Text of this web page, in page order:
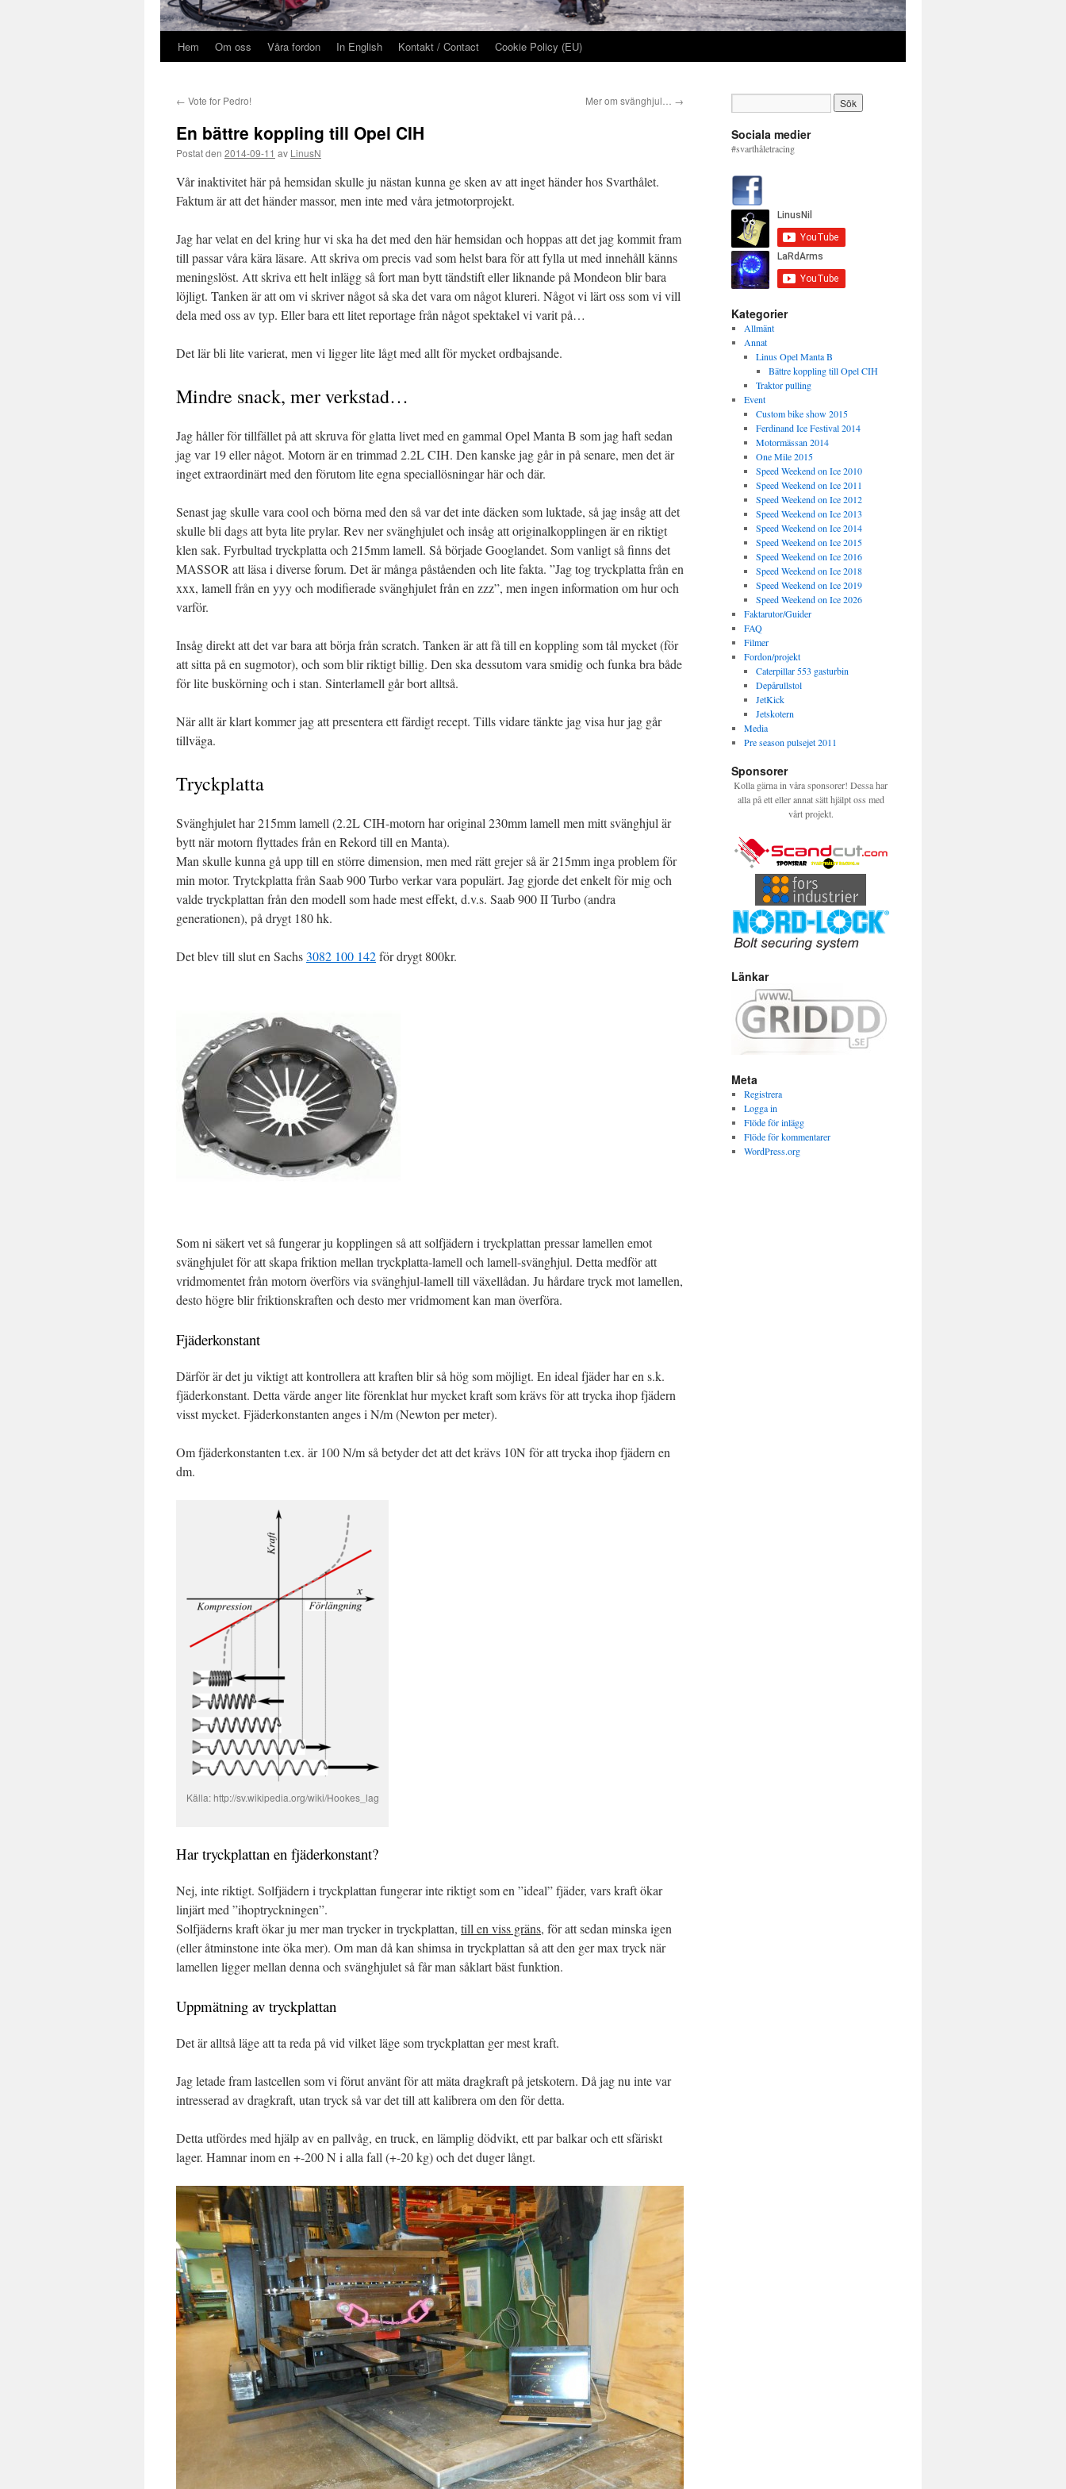
Hem Om oss Våra fordon In English Kontakt / Contact Cookie Policy (EU)
← Vote for Pedro! Mer om svänghjul… →
En bättre koppling till Opel CIH
Postat den 2014-09-11 av LinusN
Vår inaktivitet här på hemsidan skulle ju nästan kunna ge sken av att inget händer hos Svarthålet.
Faktum är att det händer massor, men inte med våra jetmotorprojekt.
Jag har velat en del kring hur vi ska ha det med den här hemsidan och hoppas att det jag kommit fram
till passar våra kära läsare. Att skriva om precis vad som helst bara för att fylla ut med innehåll känns
meningslöst. Att skriva ett helt inlägg så fort man bytt tändstift eller liknande på Mondeon blir bara
löjligt. Tanken är att om vi skriver något så ska det vara om något klureri. Något vi lärt oss som vi vill
dela med oss av typ. Eller bara ett litet reportage från något spektakel vi varit på…
Det lär bli lite varierat, men vi ligger lite lågt med allt för mycket ordbajsande.
Mindre snack, mer verkstad…
Jag håller för tillfället på att skruva för glatta livet med en gammal Opel Manta B som jag haft sedan
jag var 19 eller något. Motorn är en trimmad 2.2L CIH. Den kanske jag går in på senare, men det är
inget extraordinärt med den förutom lite egna speciallösningar här och där.
Senast jag skulle vara cool och börna med den så var det inte däcken som luktade, så jag insåg att det
skulle bli dags att byta lite prylar. Rev ner svänghjulet och insåg att originalkopplingen är en riktigt
klen sak. Fyrbultad tryckplatta och 215mm lamell. Så började Googlandet. Som vanligt så finns det
MASSOR att läsa i diverse forum. Det är många påståenden och lite fakta. ”Jag tog tryckplatta från en
xxx, lamell från en yyy och modifierade svänghjulet från en zzz”, men ingen information om hur och
varför.
Insåg direkt att det var bara att börja från scratch. Tanken är att få till en koppling som tål mycket (för
att sitta på en sugmotor), och som blir riktigt billig. Den ska dessutom vara smidig och funka bra både
för lite buskörning och i stan. Sinterlamell går bort alltså.
När allt är klart kommer jag att presentera ett färdigt recept. Tills vidare tänkte jag visa hur jag går
tillväga.
Tryckplatta
Svänghjulet har 215mm lamell (2.2L CIH-motorn har original 230mm lamell men mitt svänghjul är
bytt när motorn flyttades från en Rekord till en Manta).
Man skulle kunna gå upp till en större dimension, men med rätt grejer så är 215mm inga problem för
min motor. Trytckplatta från Saab 900 Turbo verkar vara populärt. Jag gjorde det enkelt för mig och
valde tryckplattan från den modell som hade mest effekt, d.v.s. Saab 900 II Turbo (andra
generationen), på drygt 180 hk.
Det blev till slut en Sachs3082 100 142för drygt 800kr.
Som ni säkert vet så fungerar ju kopplingen så att solfjädern i tryckplattan pressar lamellen emot
svänghjulet för att skapa friktion mellan tryckplatta-lamell och lamell-svänghjul. Detta medför att
vridmomentet från motorn överförs via svänghjul-lamell till växellådan. Ju hårdare tryck mot lamellen,
desto högre blir friktionskraften och desto mer vridmoment kan man överföra.
Fjäderkonstant
Därför är det ju viktigt att kontrollera att kraften blir så hög som möjligt. En ideal fjäder har en s.k.
fjäderkonstant. Detta värde anger lite förenklat hur mycket kraft som krävs för att trycka ihop fjädern
visst mycket. Fjäderkonstanten anges i N/m (Newton per meter).
Om fjäderkonstanten t.ex. är 100 N/m så betyder det att det krävs 10N för att trycka ihop fjädern en
dm.
Källa: http://sv.wikipedia.org/wiki/Hookes_lag
Har tryckplattan en fjäderkonstant?
Nej, inte riktigt. Solfjädern i tryckplattan fungerar inte riktigt som en ”ideal” fjäder, vars kraft ökar
linjärt med ”ihoptryckningen”.
Solfjäderns kraft ökar ju mer man trycker in tryckplattan, till en viss gräns, för att sedan minska igen
(eller åtminstone inte öka mer). Om man då kan shimsa in tryckplattan så att den ger max tryck när
lamellen ligger mellan denna och svänghjulet så får man såklart bäst funktion.
Uppmätning av tryckplattan
Det är alltså läge att ta reda på vid vilket läge som tryckplattan ger mest kraft.
Jag letade fram lastcellen som vi förut använt för att mäta dragkraft på jetskotern. Då jag nu inte var
intresserad av dragkraft, utan tryck så var det till att kalibrera om den för detta.
Detta utfördes med hjälp av en pallvåg, en truck, en lämplig dödvikt, ett par balkar och ett sfäriskt
lager. Hamnar inom en +-200 N i alla fall (+-20 kg) och det duger långt.
Sociala medier
#svarthåletracing
Kategorier
Allmänt
Annat
Linus Opel Manta B
Bättre koppling till Opel CIH
Traktor pulling
Event
Custom bike show 2015
Ferdinand Ice Festival 2014
Motormässan 2014
One Mile 2015
Speed Weekend on Ice 2010
Speed Weekend on Ice 2011
Speed Weekend on Ice 2012
Speed Weekend on Ice 2013
Speed Weekend on Ice 2014
Speed Weekend on Ice 2015
Speed Weekend on Ice 2016
Speed Weekend on Ice 2018
Speed Weekend on Ice 2019
Speed Weekend on Ice 2026
Faktarutor/Guider
FAQ
Filmer
Fordon/projekt
Caterpillar 553 gasturbin
Depårullstol
JetKick
Jetskotern
Media
Pre season pulsejet 2011
Sponsorer
Kolla gärna in våra sponsorer! Dessa har
alla på ett eller annat sätt hjälpt oss med
vårt projekt.
Länkar
Meta
Registrera
Logga in
Flöde för inlägg
Flöde för kommentarer
WordPress.org